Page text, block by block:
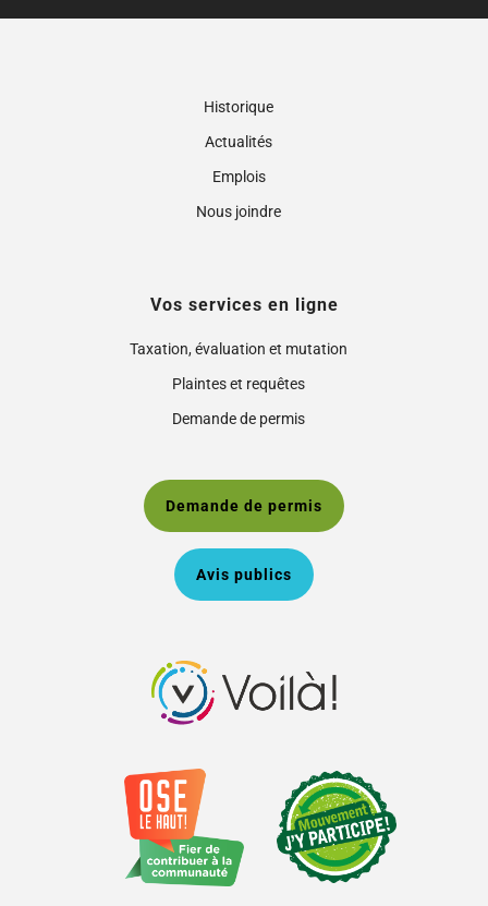
Historique
Actualités
Emplois
Nous joindre
Vos services en ligne
Taxation, évaluation et mutation
Plaintes et requêtes
Demande de permis
Demande de permis
Avis publics